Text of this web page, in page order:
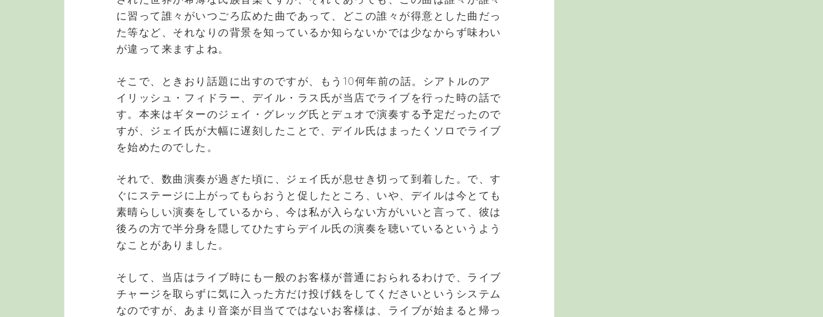
に習って誰々がいつごろ広めた曲であって、どこの誰々が得意とした曲だっ
た等など、それなりの背景を知っているか知らないかでは少なからず味わい
が違って来ますよね。
そこで、ときおり話題に出すのですが、もう10何年前の話。シアトルのア
イリッシュ・フィドラー、デイル・ラス氏が当店でライブを行った時の話で
す。本来はギターのジェイ・グレッグ氏とデュオで演奏する予定だったので
すが、ジェイ氏が大幅に遅刻したことで、デイル氏はまったくソロでライブ
を始めたのでした。
それで、数曲演奏が過ぎた頃に、ジェイ氏が息せき切って到着した。で、す
ぐにステージに上がってもらおうと促したところ、いや、デイルは今とても
素晴らしい演奏をしているから、今は私が入らない方がいいと言って、彼は
後ろの方で半分身を隠してひたすらデイル氏の演奏を聴いているというよう
なことがありました。
そして、当店はライブ時にも一般のお客様が普通におられるわけで、ライブ
チャージを取らずに気に入った方だけ投げ銭をしてくださいというシステム
なのですが、あまり音楽が目当てではないお客様は、ライブが始まると帰っ